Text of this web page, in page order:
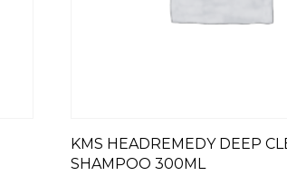
KMS HEADREMEDY DEEP
SHAMPOO 300ML